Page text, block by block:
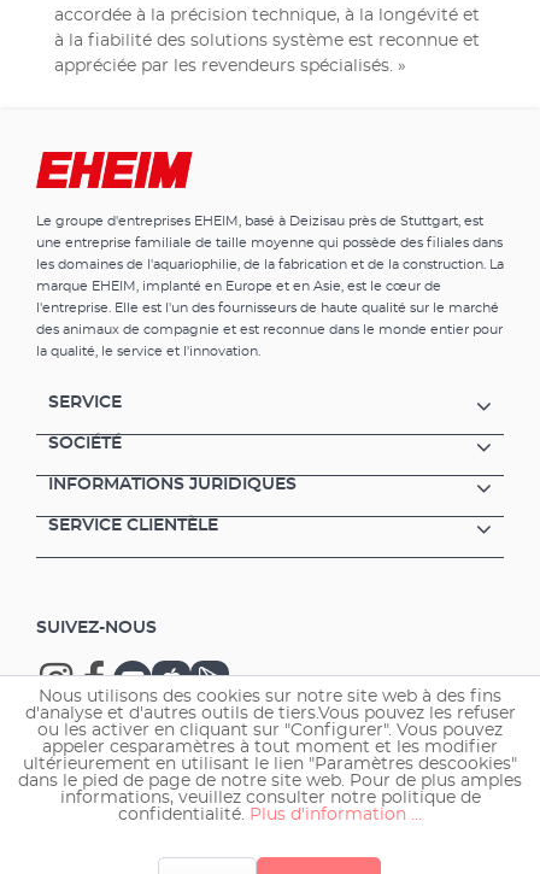
accordée à la précision technique, à la longévité et
à la fiabilité des solutions système est reconnue et
appréciée par les revendeurs spécialisés. »
Le groupe d'entreprises EHEIM, basé à Deizisau près de Stuttgart, est
une entreprise familiale de taille moyenne qui possède des filiales dans
les domaines de l'aquariophilie, de la fabrication et de la construction. La
marque EHEIM, implanté en Europe et en Asie, est le cœur de
l'entreprise. Elle est l'un des fournisseurs de haute qualité sur le marché
des animaux de compagnie et est reconnue dans le monde entier pour
la qualité, le service et l'innovation.
SERVICE
SOCIÉTÉ
INFORMATIONS JURIDIQUES
SERVICE CLIENTÈLE
SUIVEZ-NOUS
Copyright © 2026 EHEIM GmbH & Co. KG.
Nous utilisons des cookies sur notre site web à des fins
d'analyse et d'autres outils de tiers.Vous pouvez les refuser
ou les activer en cliquant sur "Configurer". Vous pouvez
appeler cesparamètres à tout moment et les modifier
ultérieurement en utilisant le lien "Paramètres descookies"
dans le pied de page de notre site web. Pour de plus amples
informations, veuillez consulter notre politique de
confidentialité. Plus d'information ...